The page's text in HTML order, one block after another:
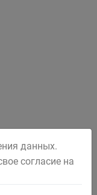
данных.
согласие на